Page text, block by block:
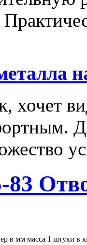
хочет
в мм масса 1 штуки в